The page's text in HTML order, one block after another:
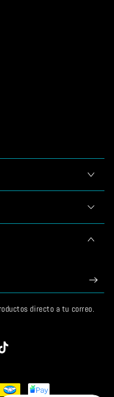
directo a tu correo.
TikTok